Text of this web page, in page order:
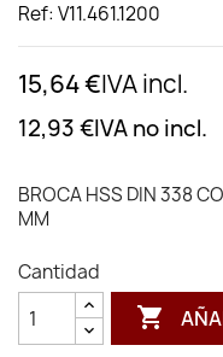
Ref: V11.461.1200
15,64 €IVA incl.
12,93 €IVA no incl.
BROCA HSS DIN 338
MM
Cantidad
